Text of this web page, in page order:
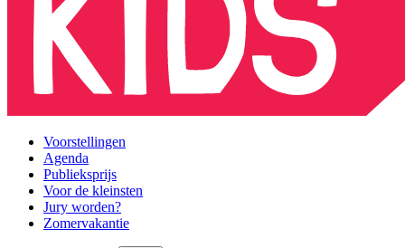
Voorstellingen
Agenda
Publieksprijs
Voor de kleinsten
Jury worden?
Zomervakantie